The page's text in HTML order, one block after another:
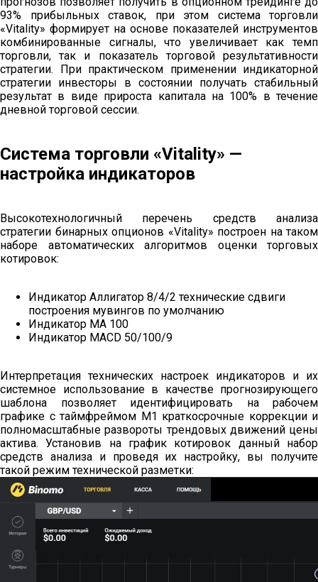
93% прибыльных ставок, при этом система торговли
«Vitality» формирует на основе показателей инструментов
комбинированные сигналы, что увеличивает как темп
торговли, так и показатель торговой результативности
стратегии. При практическом применении индикаторной
стратегии инвесторы в состоянии получать стабильный
результат в виде прироста капитала на 100% в течение
дневной торговой сессии.
Система торговли «Vitality» —
настройка индикаторов
Высокотехнологичный перечень средств анализа
стратегии бинарных опционов «Vitality» построен на таком
наборе автоматических алгоритмов оценки торговых
котировок:
Индикатор Аллигатор 8/4/2 технические сдвиги
построения мувингов по умолчанию
Индикатор МА 100
Индикатор MACD 50/100/9
Интерпретация технических настроек индикаторов и их
системное использование в качестве прогнозирующего
шаблона позволяет идентифицировать на рабочем
графике с таймфреймом М1 краткосрочные коррекции и
полномасштабные развороты трендовых движений цены
актива. Установив на график котировок данный набор
средств анализа и проведя их настройку, вы получите
такой режим технической разметки: